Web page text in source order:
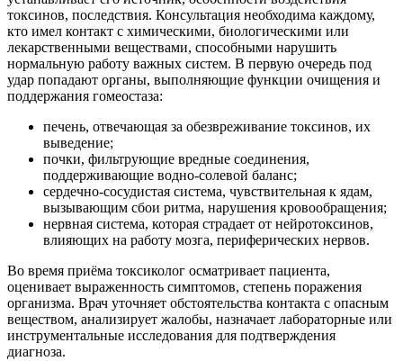
токсинов, последствия. Консультация необходима каждому,
кто имел контакт с химическими, биологическими или
лекарственными веществами, способными нарушить
нормальную работу важных систем. В первую очередь под
удар попадают органы, выполняющие функции очищения и
поддержания гомеостаза:
печень, отвечающая за обезвреживание токсинов, их
выведение;
почки, фильтрующие вредные соединения,
поддерживающие водно-солевой баланс;
сердечно-сосудистая система, чувствительная к ядам,
вызывающим сбои ритма, нарушения кровообращения;
нервная система, которая страдает от нейротоксинов,
влияющих на работу мозга, периферических нервов.
Во время приёма токсиколог осматривает пациента,
оценивает выраженность симптомов, степень поражения
организма. Врач уточняет обстоятельства контакта с опасным
веществом, анализирует жалобы, назначает лабораторные или
инструментальные исследования для подтверждения
диагноза.